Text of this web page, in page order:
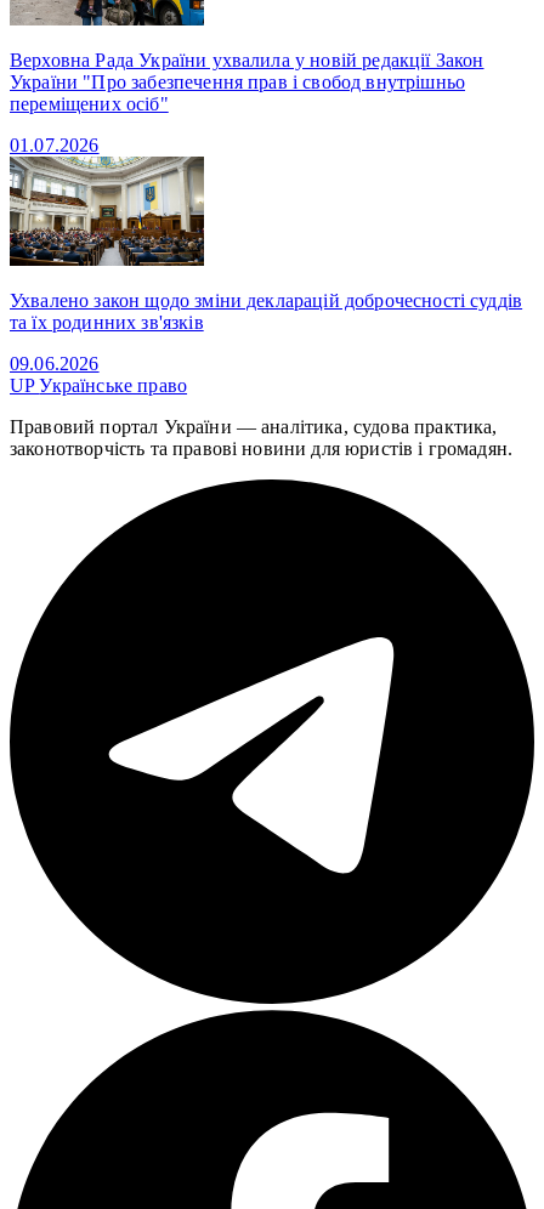
Верховна Рада України ухвалила у новій редакції Закон
України "Про забезпечення прав і свобод внутрішньо
переміщених осіб"
01.07.2026
Ухвалено закон щодо зміни декларацій доброчесності суддів
та їх родинних зв'язків
09.06.2026
UPУкраїнське право
Правовий портал України — аналітика, судова практика,
законотворчість та правові новини для юристів і громадян.